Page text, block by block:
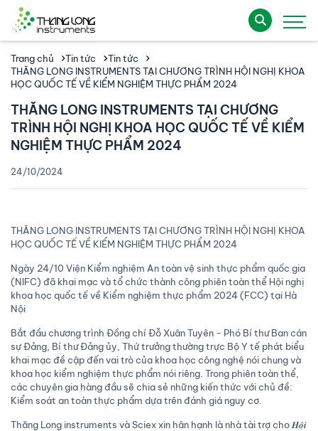
Trang chủ Tin tức
Tin tức
THĂNG LONG INSTRUMENTS TẠI CHƯƠNG TRÌNH HỘI NGHỊ KHOA
HỌC QUỐC TẾ VỀ KIỂM NGHIỆM THỰC PHẨM 2024
THĂNG LONG INSTRUMENTS TẠI CHƯƠNG
TRÌNH HỘI NGHỊ KHOA HỌC QUỐC TẾ VỀ KIỂM
NGHIỆM THỰC PHẨM 2024
24/10/2024
THĂNG LONG INSTRUMENTS TẠI CHƯƠNG TRÌNH HỘI NGHỊ KHOA
HỌC QUỐC TẾ VỀ KIỂM NGHIỆM THỰC PHẨM 2024
Ngày 24/10 Viện Kiểm nghiệm An toàn vệ sinh thực phẩm quốc gia
(NIFC) đã khai mạc và tổ chức thành công phiên toàn thể Hội nghị
khoa học quốc tế về Kiểm nghiệm thực phẩm 2024 (FCC) tại Hà
Nội
Bắt đầu chương trình Đồng chí Đỗ Xuân Tuyên - Phó Bí thư Ban cán
sự Đảng, Bí thư Đảng ủy, Thứ trưởng thường trực Bộ Y tế phát biểu
khai mạc đề cập đến vai trò của khoa học công nghệ nói chung và
khoa học kiểm nghiệm thực phẩm nói riêng. Trong phiên toàn thể,
các chuyên gia hàng đầu sẽ chia sẻ những kiến thức với chủ đề:
Kiểm soát an toàn thực phẩm dựa trên đánh giá nguy cơ.
Thăng Long instruments và Sciex xin hân hạnh là nhà tài trợ cho 𝑯𝒐̣̂𝒊